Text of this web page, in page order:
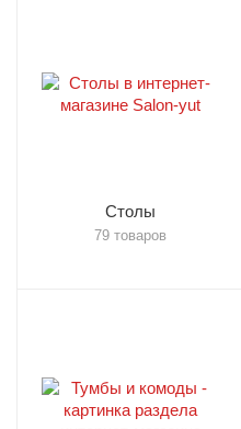
Столы
79 товаров